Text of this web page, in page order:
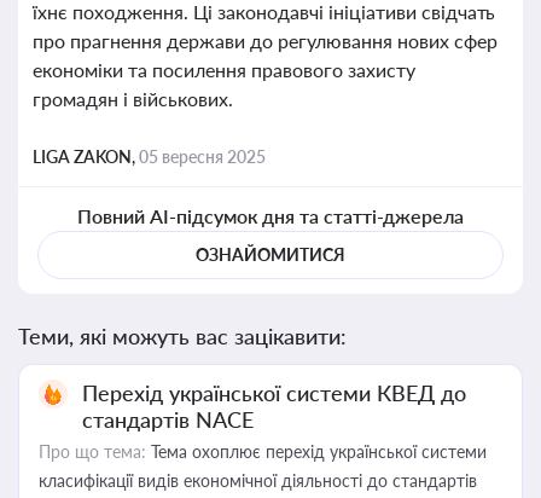
їхнє походження. Ці законодавчі ініціативи свідчать
про прагнення держави до регулювання нових сфер
економіки та посилення правового захисту
громадян і військових.
LIGA ZAKON,05 вересня 2025
Повний AI-підсумок дня та статті-джерела
ОЗНАЙОМИТИСЯ
Теми, які можуть вас зацікавити:
Перехід української системи КВЕД до
стандартів NACE
Про що тема: Тема охоплює перехід української системи
класифікації видів економічної діяльності до стандартів